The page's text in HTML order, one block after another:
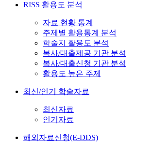
RISS 활용도 분석
자료 현황 통계
주제별 활용통계 분석
학술지 활용도 분석
복사/대출제공 기관 분석
복사/대출신청 기관 분석
활용도 높은 주제
최신/인기 학술자료
최신자료
인기자료
해외자료신청(E-DDS)